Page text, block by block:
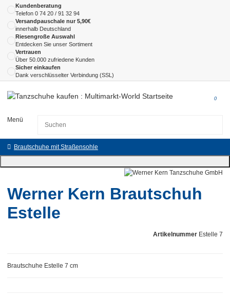
Kundenberatung
Telefon 0 74 20 / 91 32 94
Versandpauschale nur 5,90€
innerhalb Deutschland
Riesengroße Auswahl
Entdecken Sie unser Sortiment
Vertrauen
Über 50.000 zufriedene Kunden
Sicher einkaufen
Dank verschlüsselter Verbindung (SSL)
Menü
0
Brautschuhe mit Straßensohle
Werner Kern Brautschuh
Estelle
Artikelnummer Estelle 7
Brautschuhe Estelle 7 cm